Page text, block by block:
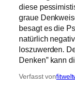
diese
graue
besagt es die
natürlich
loszuwerden.
Denken” kann
Verfasst von